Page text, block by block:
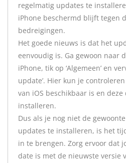
regelmatig updates te
iPhone beschermd blijft tegen
bedreigingen.
Het goede nieuws is dat het
eenvoudig is. Ga gewoon naar
iPhone, tik op ‘Algemeen’ en
update’. Hier kun je
van iOS beschikbaar is en
installeren.
Dus als je nog niet de
updates te installeren, is het
in te brengen. Zorg ervoor dat
date is met de nieuwste versie